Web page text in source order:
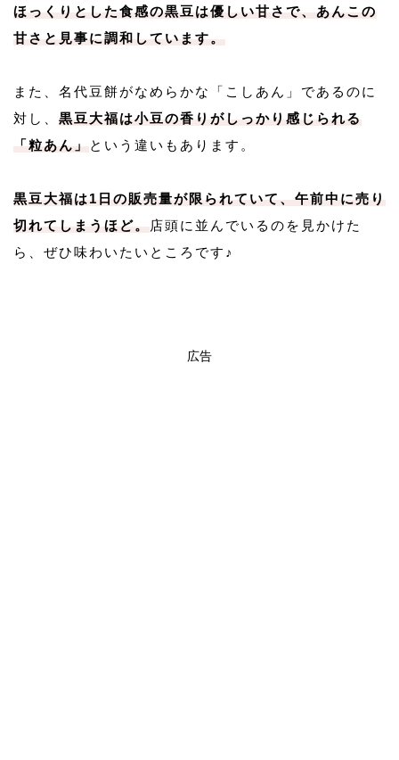
ほっくりとした食感の黒豆は優しい甘さで、あんこの
甘さと見事に調和しています。
また、名代豆餅がなめらかな「こしあん」であるのに
対し、 黒豆大福は小豆の香りがしっかり感じられる
「粒あん」
という違いもあります。
黒豆大福は1日の販売量が限られていて、午前中に売り
切れてしまうほど。
店頭に並んでいるのを見かけた
ら、ぜひ味わいたいところです♪
広告